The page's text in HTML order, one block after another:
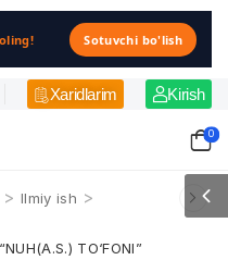
Sotuvchi bo'lish
Xaridlarim Kirish
0
> Ilmiy ish >
TO‘FONI”